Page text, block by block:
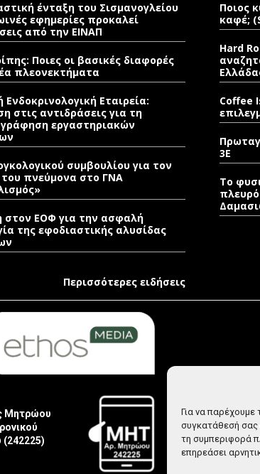
Για να παρέχουμε
συγκατάθεσή σας
τη συμπεριφορά
επηρεάσει
ένταξη του Σισμανογλείου
εφημερίες προκαλεί
από την ΕΙΝΑΠ
Ποιες οι βασικές διαφορές
πλεονεκτήματα
Ενδοκρινολογική Εταιρεία:
στις αντιδράσεις για τη
εργαστηριακών
συμβουλίου για τον
του πνεύμονα στο ΓΝΑ
στον ΕΟΦ για την ασφαλή
της εφοδιαστικής αλυσίδας
Περισσότερες ειδήσεις
Ποιος
καφέ;
Hard
Coffee
3E
Το
Μητρώου